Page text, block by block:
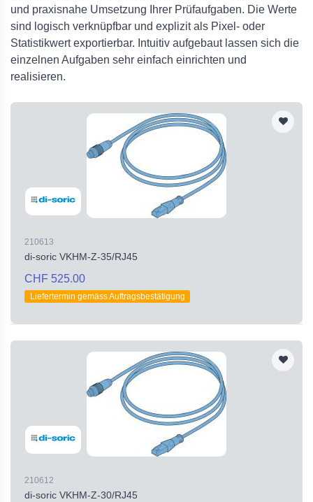
und praxisnahe Umsetzung Ihrer Prüfaufgaben. Die Werte
sind logisch verknüpfbar und explizit als Pixel - oder
Statistikwert exportierbar. Intuitiv aufgebaut lassen sich die
einzelnen Aufgaben sehr einfach einrichten und
realisieren.
210613
di-soric VKHM-Z-35/RJ45
CHF 525.00
Liefertermin gemäss Auftragsbestätigung
210612
di-soric VKHM-Z-30/RJ45